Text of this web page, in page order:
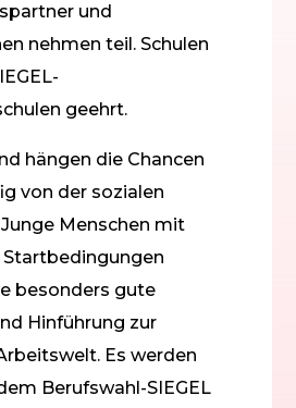
und
nehmen teil. Schulen
geehrt.
hängen die Chancen
von der sozialen
Menschen mit
besonders gute
Hinführung zur
Es werden
Berufswahl-SIEGEL